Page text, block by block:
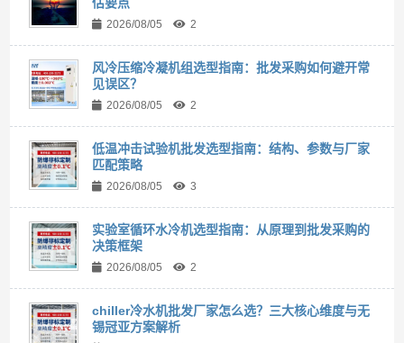
2026/08/05 2
风冷压缩冷凝机组选型指南：批发采购如何避开常
见误区？
2026/08/05 2
低温冲击试验机批发选型指南：结构、参数与厂家
匹配策略
2026/08/05 3
实验室循环水冷机选型指南：从原理到批发采购的
决策框架
2026/08/05 2
chiller冷水机批发厂家怎么选？三大核心维度与无
锡冠亚方案解析